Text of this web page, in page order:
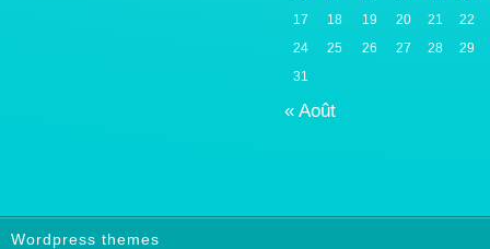
« Août
17
18 19 20 21
22
24
25 26 27 28
29
31
Wordpress themes